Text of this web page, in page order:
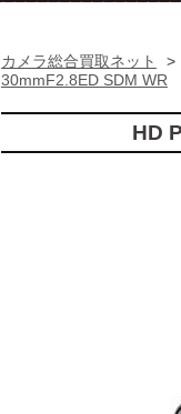
カメラ総合買取ネット >
30mmF2.8ED SDM WR
HD